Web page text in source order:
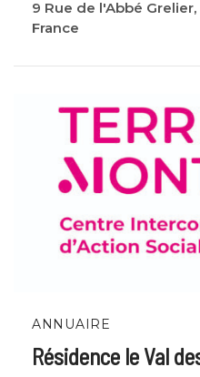
9 Rue de l'Abbé
France
ANNUAIRE
Résidence le Val